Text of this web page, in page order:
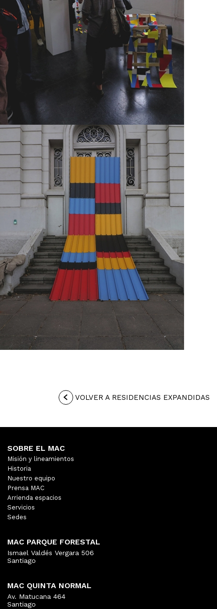
VOLVER A RESIDENCIAS EXPANDIDAS
SOBRE EL MAC
Misión y lineamientos
Historia
Nuestro equipo
Prensa MAC
Arrienda espacios
Servicios
Sedes
MAC PARQUE FORESTAL
Ismael Valdés Vergara 506
Santiago
MAC QUINTA NORMAL
Av. Matucana 464
Santiago